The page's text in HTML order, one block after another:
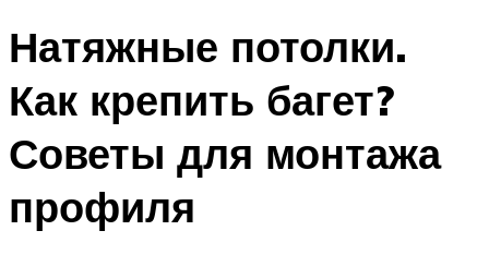
Натяжные потолки.
Как крепить багет?
Советы для монтажа
профиля